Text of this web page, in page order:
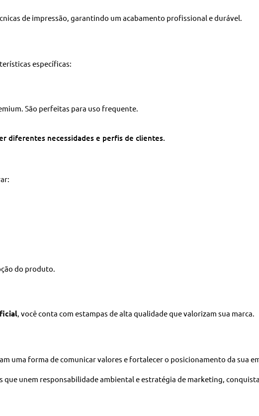
de impressão, garantindo um acabamento profissional e durável.
específicas:
São perfeitas para uso frequente.
diferentes necessidades e perfis de clientes.
do produto.
, você conta com estampas de alta qualidade que valorizam sua marca.
uma forma de comunicar valores e fortalecer o posicionamento da sua
que unem responsabilidade ambiental e estratégia de marketing,